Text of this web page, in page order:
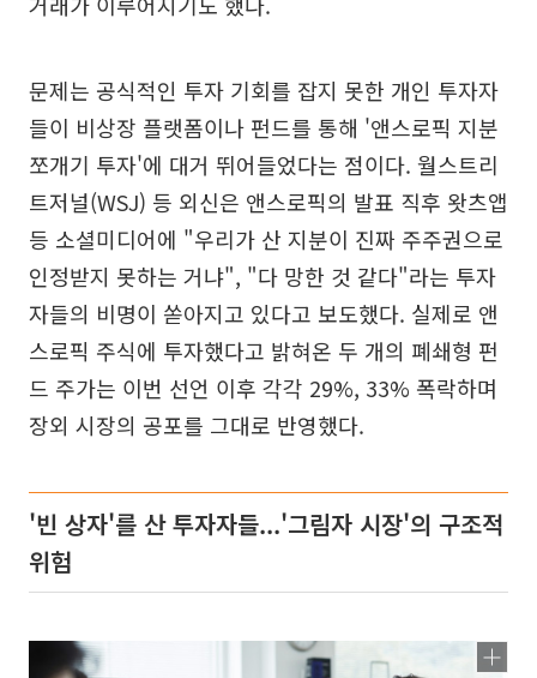
문제는 공식적인 투자 기회를 잡지 못한 개인 투자자
들이 비상장 플랫폼이나 펀드를 통해 '앤스로픽 지분
쪼개기 투자'에 대거 뛰어들었다는 점이다. 월스트리
트저널(WSJ) 등 외신은 앤스로픽의 발표 직후 왓츠앱
등 소셜미디어에 "우리가 산 지분이 진짜 주주권으로
인정받지 못하는 거냐", "다 망한 것 같다"라는 투자
자들의 비명이 쏟아지고 있다고 보도했다. 실제로 앤
스로픽 주식에 투자했다고 밝혀온 두 개의 폐쇄형 펀
드 주가는 이번 선언 이후 각각 29%, 33% 폭락하며
장외 시장의 공포를 그대로 반영했다.
'빈 상자'를 산 투자자들...'그림자 시장'의 구조적
위험